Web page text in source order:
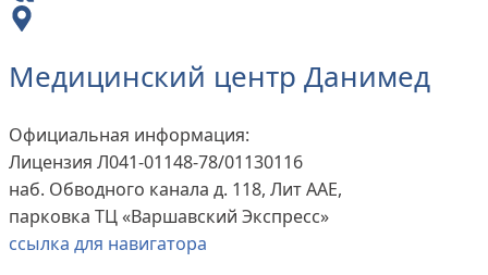
Медицинский центр Данимед
Официальная информация:
Лицензия Л041-01148-78/01130116
наб. Обводного канала д. 118, Лит ААЕ,
парковка ТЦ «Варшавский Экспресс»
ссылка для навигатора